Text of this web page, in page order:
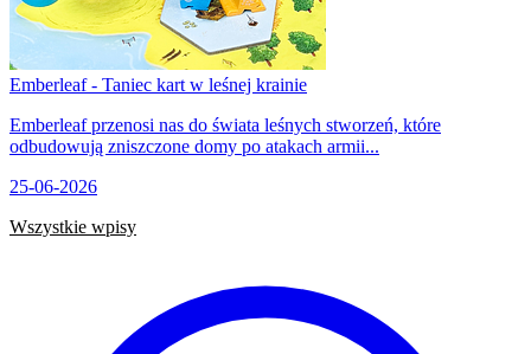
Emberleaf - Taniec kart w leśnej krainie
Emberleaf przenosi nas do świata leśnych stworzeń, które
odbudowują zniszczone domy po atakach armii...
25-06-2026
Wszystkie wpisy